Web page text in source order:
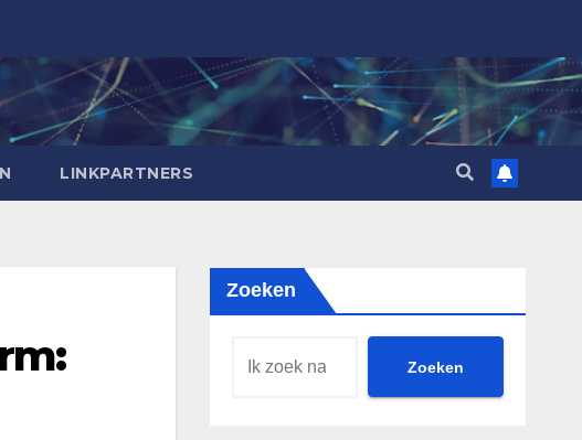
LINKPARTNERS
Zoeken
Zoeken